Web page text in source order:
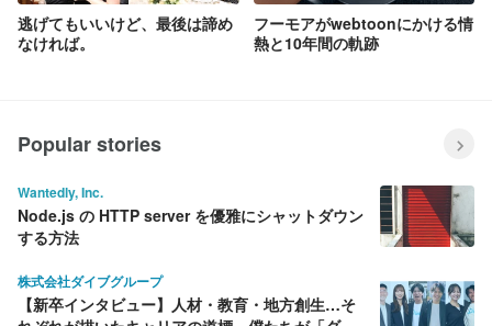
逃げてもいいけど、最後は諦め
なければ。
フーモアがwebtoonにかける情
熱と10年間の軌跡
Popular stories
Wantedly, Inc.
Node.js の HTTP server を優雅にシャットダウン
する方法
株式会社ダイブグループ
【新卒インタビュー】人材・教育・地方創生…そ